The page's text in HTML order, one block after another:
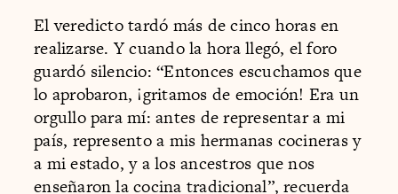
El veredicto tardó más de cinco horas en
realizarse. Y cuando la hora llegó, el foro
guardó silencio: “Entonces escuchamos que
lo aprobaron, ¡gritamos de emoción! Era un
orgullo para mí: antes de representar a mi
país, represento a mis hermanas cocineras y
a mi estado, y a los ancestros que nos
enseñaron la cocina tradicional”, recuerda